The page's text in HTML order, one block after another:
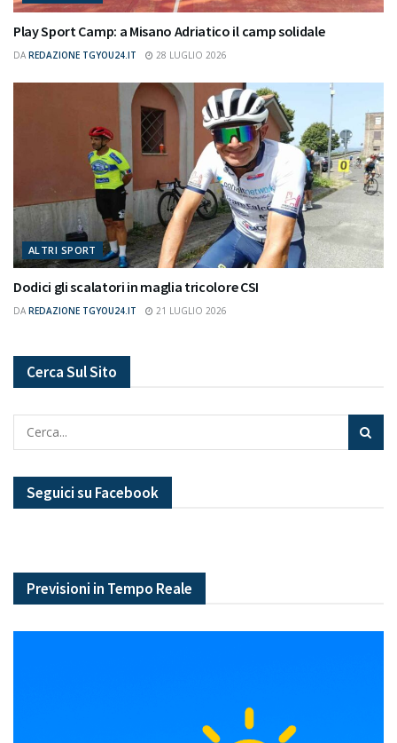
Play Sport Camp: a Misano Adriatico il camp solidale
DA REDAZIONE TGYOU24.IT 28 LUGLIO 2026
ALTRI SPORT
Dodici gli scalatori in maglia tricolore CSI
DA REDAZIONE TGYOU24.IT 21 LUGLIO 2026
Cerca Sul Sito
Seguici su Facebook
Previsioni in Tempo Reale